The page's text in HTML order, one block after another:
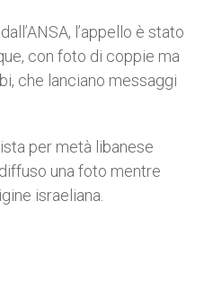
l’appello è stato
con foto di coppie ma
che lanciano messaggi
per metà libanese
una foto mentre
israeliana.